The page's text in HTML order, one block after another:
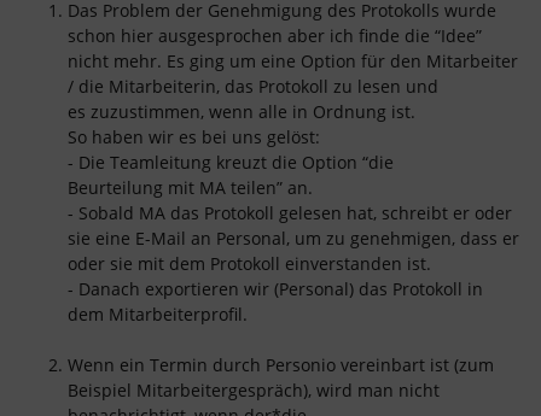
Das Problem der Genehmigung des Protokolls wurde
schon hier ausgesprochen aber ich finde die “Idee”
nicht mehr. Es ging um eine Option für den Mitarbeiter
/ die Mitarbeiterin, das Protokoll zu lesen und
es zuzustimmen, wenn alle in Ordnung ist.
So haben wir es bei uns gelöst:
- Die Teamleitung kreuzt die Option “die
Beurteilung mit MA teilen” an.
- Sobald MA das Protokoll gelesen hat, schreibt er oder
sie eine E-Mail an Personal, um zu genehmigen, dass er
oder sie mit dem Protokoll einverstanden ist.
- Danach exportieren wir (Personal) das Protokoll in
dem Mitarbeiterprofil.
Wenn ein Termin durch Personio vereinbart ist (zum
Beispiel Mitarbeitergespräch), wird man nicht